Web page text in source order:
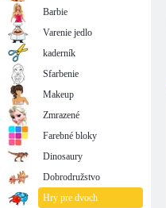
Barbie
Varenie jedlo
kaderník
Sfarbenie
Makeup
Zmrazené
Farebné bloky
Dinosaury
Dobrodružstvo
Hry pre dvoch